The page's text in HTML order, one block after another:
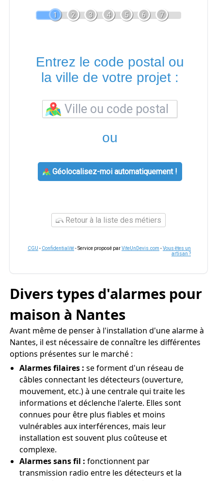
1 2 3 4 5 6 7
Entrez le code postal ou
la ville de votre projet :
ou
Géolocalisez-moi automatiquement !
Retour à la liste des métiers
CGU - Confidentialité- Service proposé parViteUnDevis.com -Vous êtes un
artisan ?
Divers types d'alarmes pour
maison à Nantes
Avant même de penser à l'installation d'une alarme à
Nantes, il est nécessaire de connaître les différentes
options présentes sur le marché :
Alarmes filaires : se forment d'un réseau de
câbles connectant les détecteurs (ouverture,
mouvement, etc.) à une centrale qui traite les
informations et déclenche l'alerte. Elles sont
connues pour être plus fiables et moins
vulnérables aux interférences, mais leur
installation est souvent plus coûteuse et
complexe.
Alarmes sans fil : fonctionnent par
transmission radio entre les détecteurs et la